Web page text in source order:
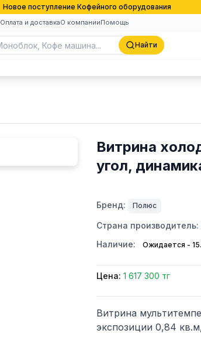
Новое поступление Кофейного оборудования
Оплата и доставкаО компанииПомощь
Найти
Витрина
угол,
Бренд: Полюс
Страна производитель:
Наличие:
Ожидается -
Цена: 1 617 300 тг
Витрина
экспозиции 0,84